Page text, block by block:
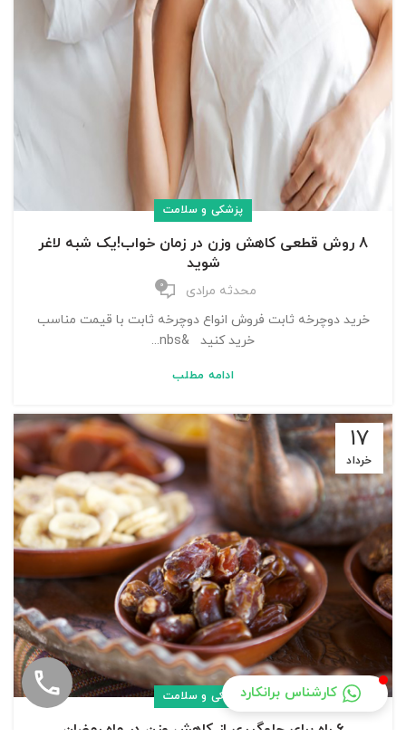
پزشکی و سلامت
8 روش قطعی کاهش وزن در زمان خواب‌!یک شبه لاغر
شوید
محدثه مرادی 0
خرید دوچرخه ثابت فروش انواع دوچرخه ثابت با قیمت مناسب
خرید کنید &nbs...
ادامه مطلب
17
خرداد
پزشکی و سلامت
6 راه برای جلوگیری از کاهش وزن در ماه رمضان
كارشناس برانكارد